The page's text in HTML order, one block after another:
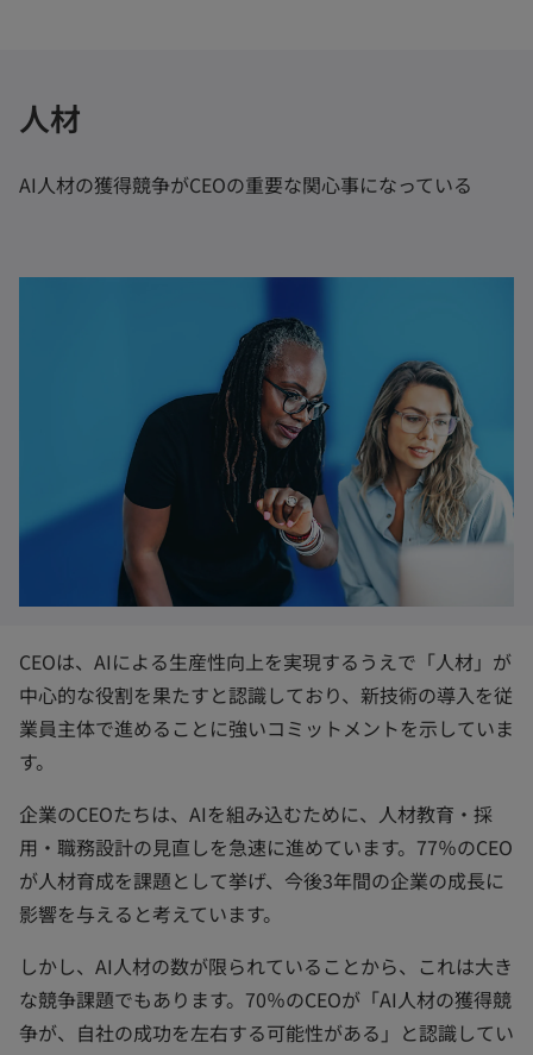
人材
AI人材の獲得競争がCEOの重要な関心事になっている
CEOは、AIによる生産性向上を実現するうえで「人材」が
中心的な役割を果たすと認識しており、新技術の導入を従
業員主体で進めることに強いコミットメントを示していま
す。
企業のCEOたちは、AIを組み込むために、人材教育・採
用・職務設計の見直しを急速に進めています。77％のCEO
が人材育成を課題として挙げ、今後3年間の企業の成長に
影響を与えると考えています。
しかし、AI人材の数が限られていることから、これは大き
な競争課題でもあります。70％のCEOが「AI人材の獲得競
争が、自社の成功を左右する可能性がある」と認識してい